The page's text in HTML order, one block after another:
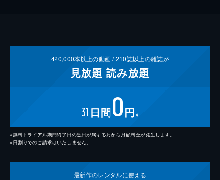
420,000本以上の動画 /210誌以上の雑誌が
見放題 読み放題
31 日間0円 ※
※無料トライアル期間終了日の翌日が属する月から月額料金が発生します。
※日割りでのご請求はいたしません。
最新作のレンタルに使える